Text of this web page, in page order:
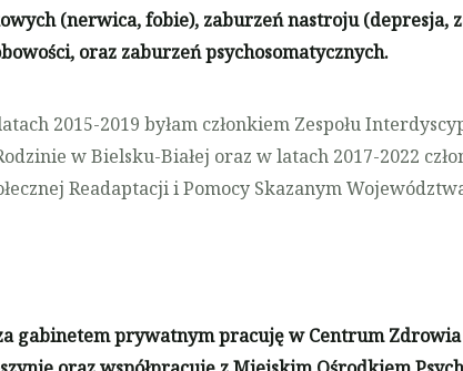
(nerwica, fobie), zaburzeń nastroju (depresja,
oraz zaburzeń psychosomatycznych.
2015-2019 byłam członkiem Zespołu
w Bielsku-Białej oraz w latach 2017-2022
Readaptacji i Pomocy Skazanym
gabinetem prywatnym pracuję w Centrum Zdrowia